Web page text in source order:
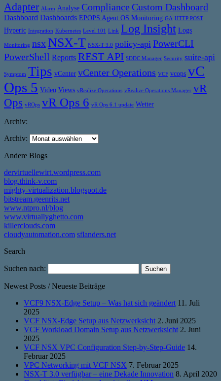
Adapter Alarm Analyse Compliance Custom Dashboard
Dashboard Dashboards EPOPS Agent OS Monitoring GA HTTP POST
Hyperic Integration Kubernetes Level 101 Link Log Insight Logs
Monitoring nsx NSX-T NSX-T 3.0 policy-api PowerCLI
PowerShell Reports REST API SDDC Manager Security suite-api
Symptom Tips vCenter vCenter Operations VCF vcops vC
Ops 5 Video Views vRealize Operations vRealize Operations Manager vR
Ops vROps vR Ops 6 vR Ops 6.1 update Wetter
Archiv:
Archiv:
Andere Blogs
dervirtuellewirt.wordpress.com
blog.think-v.com
mighty-virtualization.blogspot.de
bitstream.geenrits.net
www.ntpro.nl/blog
www.virtuallyghetto.com
killerclouds.com
cloudyautomation.com sflanders.net
Search
Suchen nach:
Newest Posts / Neueste Beiträge
VCF9 NSX-Edge Setup – Was hat sich geändert 11. Juli
2025
VCF NSX-Edge Setup aus Netzwerksicht 2. Juni 2025
VCF Workload Domain Setup aus Netzwerksicht 2. Juni
2025
VCF NSX VPC Configuration Step-by-Step-Guide 14.
Februar 2025
VPC Networking mit VCF NSX 7. Februar 2025
NSX-T 3.0 verfügbar – eine Dekade Innovation 8. April 2020